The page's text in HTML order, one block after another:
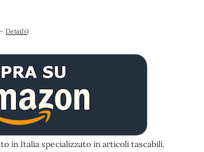
Details)
in Italia specializzato in articoli tascabili.